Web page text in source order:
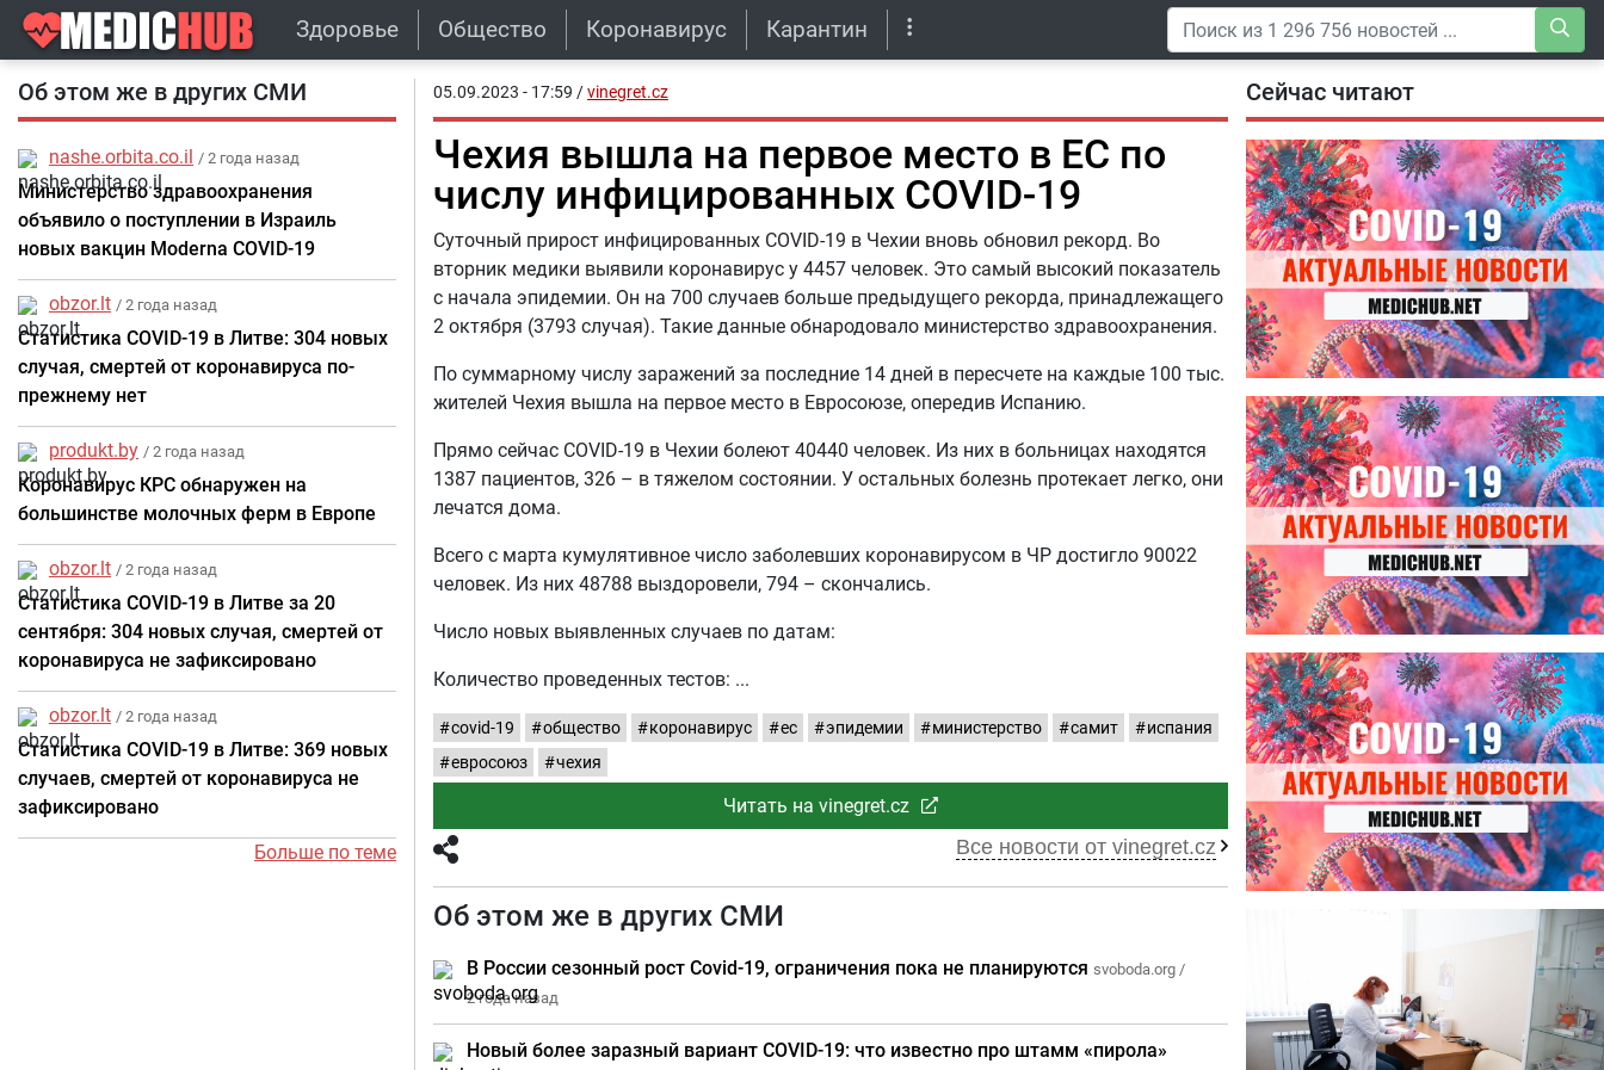
Здоровье Общество Коронавирус Карантин
Об этом же в других СМИ
nashe.orbita.co.il / 2 года назад
Министерство здравоохранения
объявило о поступлении в Израиль
новых вакцин Moderna COVID-19
obzor.lt / 2 года назад
Статистика COVID-19 в Литве: 304 новых
случая, смертей от коронавируса по-
прежнему нет
produkt.by / 2 года назад
Коронавирус КРС обнаружен на
большинстве молочных ферм в Европе
obzor.lt / 2 года назад
Статистика COVID-19 в Литве за 20
сентября: 304 новых случая, смертей от
коронавируса не зафиксировано
obzor.lt / 2 года назад
Статистика COVID-19 в Литве: 369 новых
случаев, смертей от коронавируса не
зафиксировано
Больше по теме
05.09.2023 - 17:59 /vinegret.cz
Чехия вышла на первое место в ЕС по
числу инфицированных COVID-19
Суточный прирост инфицированных COVID-19 в Чехии вновь обновил рекорд. Во
вторник медики выявили коронавирус у 4457 человек. Это самый высокий показатель
с начала эпидемии. Он на 700 случаев больше предыдущего рекорда, принадлежащего
2 октября (3793 случая). Такие данные обнародовало министерство здравоохранения.
По суммарному числу заражений за последние 14 дней в пересчете на каждые 100 тыс.
жителей Чехия вышла на первое место в Евросоюзе, опередив Испанию.
Прямо сейчас COVID-19 в Чехии болеют 40440 человек. Из них в больницах находятся
1387 пациентов, 326 – в тяжелом состоянии. У остальных болезнь протекает легко, они
лечатся дома.
Всего с марта кумулятивное число заболевших коронавирусом в ЧР достигло 90022
человек. Из них 48788 выздоровели, 794 – скончались.
Число новых выявленных случаев по датам:
Количество проведенных тестов:
covid-19 общество коронавирус ес эпидемии министерство самит
испания
евросоюз
чехия
Читать на vinegret.cz
Все новости от vinegret.cz
Об этом же в других СМИ
В России сезонный рост Covid-19, ограничения пока не планируются svoboda.org /
2 года назад
Новый более заразный вариант COVID-19: что известно про штамм «пирола»
Сейчас читают
04.08.2026
Специалисты дали советы, как
правильно пить витамины
27.07.2026
Лучше фасоли: диетолог
названа 8 продуктов,
содержащих много клетчатки
угрозы: что нужно знать о
летних инфекциях